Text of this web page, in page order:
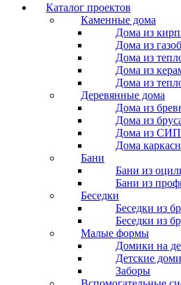
Каталог проектов
Каменные дома
Дома из
Дома из
Дома из
Дома из
Дома из
Деревянные дома
Дома из
Дома из
Дома из СИП
Дома
Бани
Бани из
Бани из
Беседки
Беседки из
Беседки из
Малые формы
Домики на
Детские
Заборы